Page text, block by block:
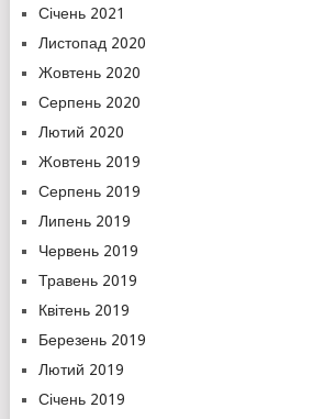
Січень 2021
Листопад 2020
Жовтень 2020
Серпень 2020
Лютий 2020
Жовтень 2019
Серпень 2019
Липень 2019
Червень 2019
Травень 2019
Квітень 2019
Березень 2019
Лютий 2019
Січень 2019